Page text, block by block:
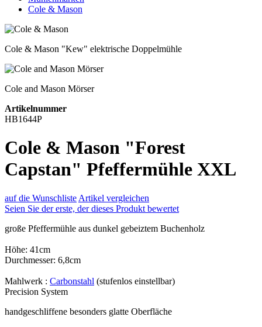
Cole & Mason
Cole & Mason "Kew" elektrische Doppelmühle
Cole and Mason Mörser
Artikelnummer
HB1644P
Cole & Mason "Forest
Capstan" Pfeffermühle XXL
auf die Wunschliste Artikel vergleichen
Seien Sie der erste, der dieses Produkt bewertet
große Pfeffermühle aus dunkel gebeiztem Buchenholz
Höhe: 41cm
Durchmesser: 6,8cm
Mahlwerk : Carbonstahl (stufenlos einstellbar)
Precision System
handgeschliffene besonders glatte Oberfläche